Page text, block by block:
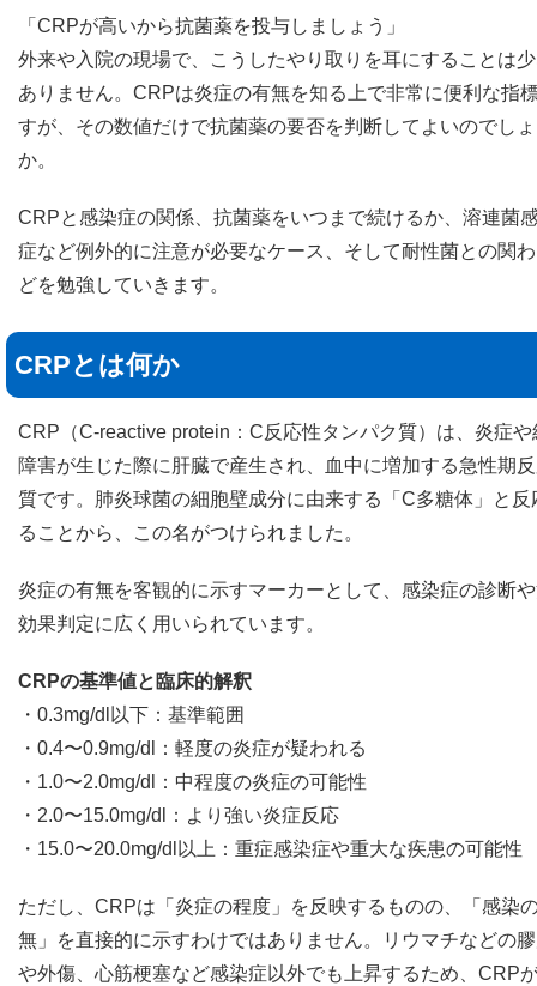
「CRPが高いから抗菌薬を投与しましょう」
外来や入院の現場で、こうしたやり取りを耳にすることは
ありません。CRPは炎症の有無を知る上で非常に便利な指
すが、その数値だけで抗菌薬の要否を判断してよいのでし
か。
CRPと感染症の関係、抗菌薬をいつまで続けるか、溶連菌
症など例外的に注意が必要なケース、そして耐性菌との関
どを勉強していきます。
CRPとは何か
CRP（C-reactive protein：C反応性タンパク質）は、炎症や
障害が生じた際に肝臓で産生され、血中に増加する急性期
質です。肺炎球菌の細胞壁成分に由来する「C多糖体」と反
ることから、この名がつけられました。
炎症の有無を客観的に示すマーカーとして、感染症の診断
効果判定に広く用いられています。
CRPの基準値と臨床的解釈
・0.3mg/dl以下：基準範囲
・0.4〜0.9mg/dl：軽度の炎症が疑われる
・1.0〜2.0mg/dl：中程度の炎症の可能性
・2.0〜15.0mg/dl：より強い炎症反応
・15.0〜20.0mg/dl以上：重症感染症や重大な疾患の可能性
ただし、CRPは「炎症の程度」を反映するものの、「感染
無」を直接的に示すわけではありません。リウマチなどの
や外傷、心筋梗塞など感染症以外でも上昇するため、CRP